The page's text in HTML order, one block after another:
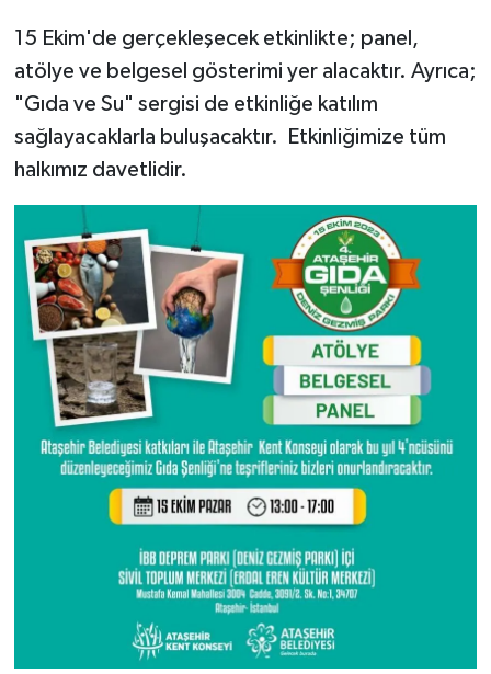
15 Ekim'de gerçekleşecek etkinlikte; panel,
atölye ve belgesel gösterimi yer alacaktır. Ayrıca;
"Gıda ve Su" sergisi de etkinliğe katılım
sağlayacaklarla buluşacaktır. Etkinliğimize tüm
halkımız davetlidir.